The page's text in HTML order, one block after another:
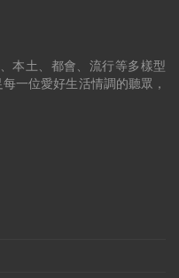
本土、都會、流行等多樣型
一位愛好生活情調的聽眾，